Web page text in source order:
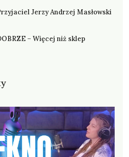
Jerzy Andrzej Masłowski
– Więcej niż sklep